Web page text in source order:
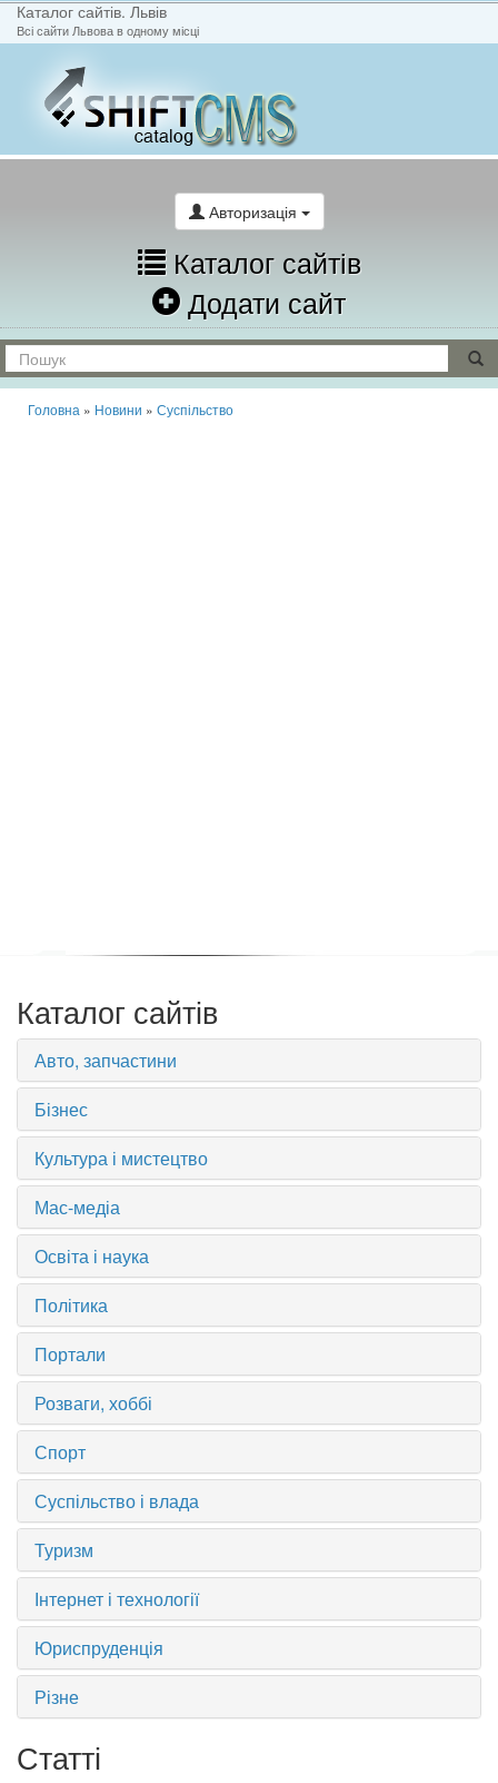
Каталог сайтів. Львів
Всі сайти Львова в одному місці
Авторизація
Каталог сайтів
Додати сайт
Головна » Новини » Суспільство
Каталог сайтів
Авто, запчастини
Бізнес
Культура і мистецтво
Мас-медіа
Освіта і наука
Політика
Портали
Розваги, хоббі
Спорт
Суспільство і влада
Туризм
Інтернет і технології
Юриспруденція
Різне
Статті